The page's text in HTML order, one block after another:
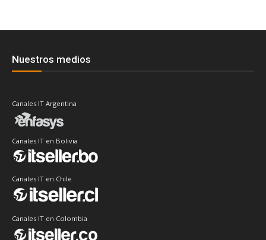
Nuestros medios
Canales IT Argentina
Canales IT en Bolivia
Canales IT en Chile
Canales IT en Colombia